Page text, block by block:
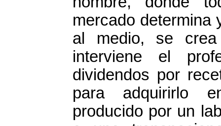
mercado determina
al medio, se
interviene el
dividendos por
para adquirirlo
producido por un